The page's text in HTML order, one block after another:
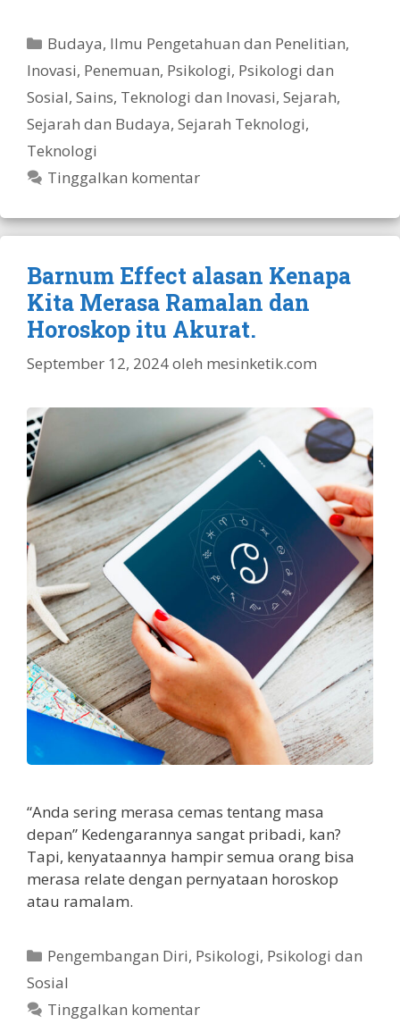
Kategori
Budaya, Ilmu Pengetahuan dan Penelitian,
Inovasi, Penemuan, Psikologi, Psikologi dan
Sosial, Sains, Teknologi dan Inovasi, Sejarah,
Sejarah dan Budaya, Sejarah Teknologi,
Teknologi
Tinggalkan komentar
Barnum Effect alasan Kenapa
Kita Merasa Ramalan dan
Horoskop itu Akurat.
September 12, 2024oleh mesinketik.com
“Anda sering merasa cemas tentang masa
depan” Kedengarannya sangat pribadi, kan?
Tapi, kenyataannya hampir semua orang bisa
merasa relate dengan pernyataan horoskop
atau ramalam.
Kategori
Pengembangan Diri, Psikologi, Psikologi dan
Sosial
Tinggalkan komentar